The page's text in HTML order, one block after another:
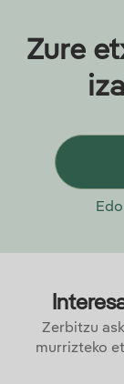
Zure
Zerbitzu
murrizteko